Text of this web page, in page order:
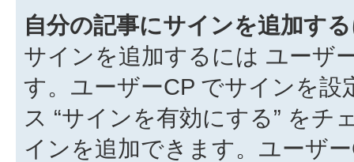
自分の記事にサインを追加す
サインを追加するには ユーザ
す。ユーザーCP でサインを
ス “サインを有効にする” を
インを追加できます。ユーザ